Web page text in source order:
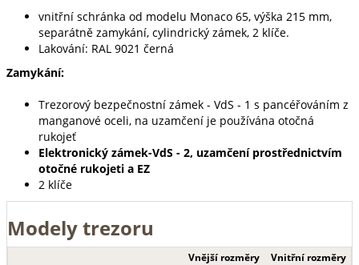
vnitřní schránka od modelu Monaco 65, výška 215 mm,
separátně zamykání, cylindrický zámek, 2 klíče.
Lakování: RAL 9021 černá
Zamykání:
Trezorový bezpečnostní zámek - VdS - 1 s pancéřováním z
manganové oceli, na uzamčení je používána otočná
rukojeť
Elektronický zámek-VdS - 2, uzamčení prostřednictvím
otočné rukojeti a EZ
2 klíče
Modely trezoru
Vnější rozměry Vnitřní rozměry